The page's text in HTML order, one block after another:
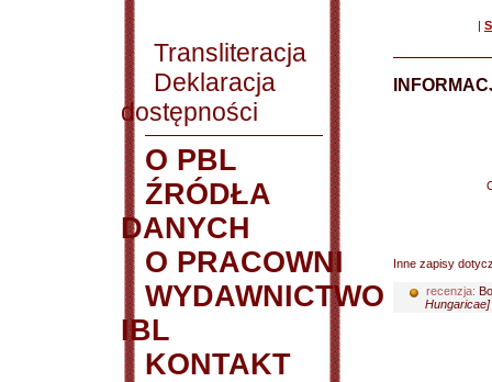
Transliteracja
Deklaracja
dostępności
O PBL
ŹRÓDŁA
DANYCH
O PRACOWNI
WYDAWNICTWO
IBL
KONTAKT
|
Inne zapisy
recenzja: